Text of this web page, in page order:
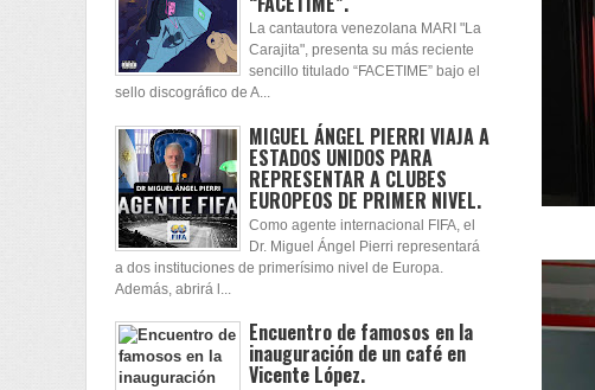
La cantautora venezolana MARI "La
Carajita", presenta su más reciente
sencillo titulado “FACETIME” bajo el
sello discográfico de A...
MIGUEL ÁNGEL PIERRI VIAJA A
ESTADOS UNIDOS PARA
REPRESENTAR A CLUBES
EUROPEOS DE PRIMER NIVEL.
Como agente internacional FIFA, el
Dr. Miguel Ángel Pierri representará
a dos instituciones de primerísimo nivel de Europa.
Además, abrirá l...
Encuentro de famosos en la
inauguración de un café en
Vicente López.